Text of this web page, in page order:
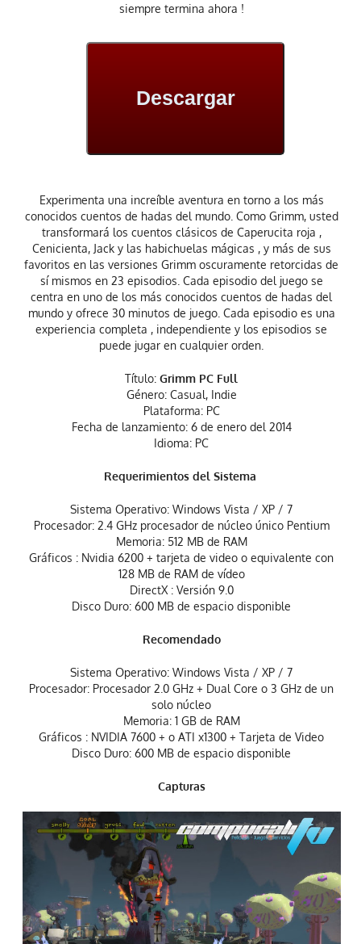
siempre termina ahora !
Descargar
Experimenta una increíble aventura en torno a los más
conocidos cuentos de hadas del mundo. Como Grimm, usted
transformará los cuentos clásicos de Caperucita roja ,
Cenicienta, Jack y las habichuelas mágicas , y más de sus
favoritos en las versiones Grimm oscuramente retorcidas de
sí mismos en 23 episodios. Cada episodio del juego se
centra en uno de los más conocidos cuentos de hadas del
mundo y ofrece 30 minutos de juego. Cada episodio es una
experiencia completa , independiente y los episodios se
puede jugar en cualquier orden.
Título: Grimm PC Full
Género: Casual, Indie
Plataforma: PC
Fecha de lanzamiento: 6 de enero del 2014
Idioma: PC
Requerimientos del Sistema
Sistema Operativo: Windows Vista / XP / 7
Procesador: 2.4 GHz procesador de núcleo único Pentium
Memoria: 512 MB ​​de RAM
Gráficos : Nvidia 6200 + tarjeta de video o equivalente con
128 MB de RAM de vídeo
DirectX : Versión 9.0
Disco Duro: 600 MB de espacio disponible
Recomendado
Sistema Operativo: Windows Vista / XP / 7
Procesador: Procesador 2.0 GHz + Dual Core o 3 GHz de un
solo núcleo
Memoria: 1 GB de RAM
Gráficos : NVIDIA 7600 + o ATI x1300 + Tarjeta de Video
Disco Duro: 600 MB de espacio disponible
Capturas